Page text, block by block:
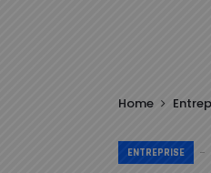
Home
ENTREPRISE